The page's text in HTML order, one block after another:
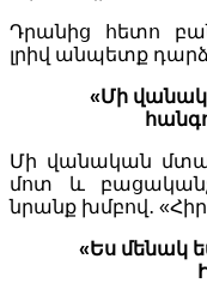
Դրանից հետո
լրիվ անպետք
«Մի
Մի վանական
մոտ և
նրանք խմբով․
«Ես մենակ